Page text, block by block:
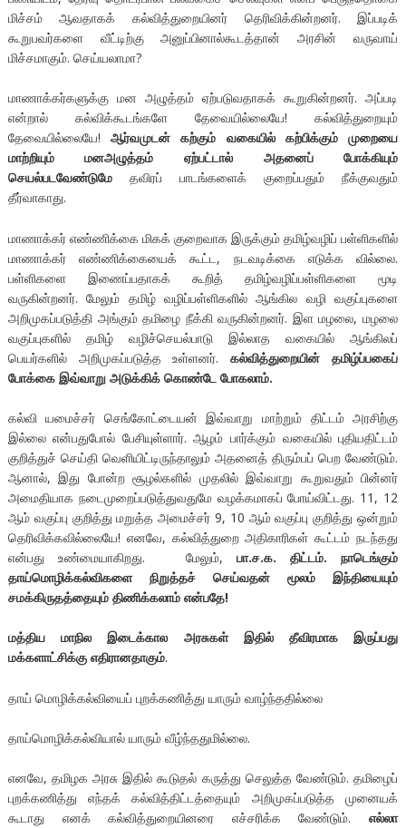
மிச்சம் ஆவதாகக் கல்வித்துறையினர் தெரிவிக்கின்றனர். இப்படிக்
கூறுபவர்களை வீட்டிற்கு அனுப்பினால்கூடத்தான் அரசின் வருவாய்
மிச்சமாகும். செய்யலாமா?
மாணாக்கர்களுக்கு மன அழுத்தம் ஏற்படுவதாகக் கூறுகின்றனர். அப்படி
என்றால் கல்விக்கூடங்களே தேவையில்லையே! கல்வித்துறையும்
தேவையில்லையே!ஆர்வமுடன் கற்கும் வகையில் கற்பிக்கும் முறையை
மாற்றியும் மனஅழுத்தம் ஏற்பட்டால் அதனைப் போக்கியும்
செயல்படவேண்டுமேதவிரப் பாடங்களைக் குறைப்பதும் நீக்குவதும்
தீர்வாகாது.
மாணாக்கர் எண்ணிக்கை மிகக் குறைவாக இருக்கும் தமிழ்வழிப் பள்ளிகளில்
மாணாக்கர் எண்ணிக்கையைக் கூட்ட, நடவடிக்கை எடுக்க வில்லை.
பள்ளிகளை இணைப்பதாகக் கூறித் தமிழ்வழிப்பள்ளிகளை மூடி
வருகின்றனர். மேலும் தமிழ் வழிப்பள்ளிகளில் ஆங்கில வழி வகுப்புகளை
அறிமுகப்படுத்தி அங்கும் தமிழை நீக்கி வருகின்றனர். இள மழலை, மழலை
வகுப்புகளில் தமிழ் வழிச்செயல்பாடு இல்லாத வகையில் ஆங்கிலப்
பெயர்களில் அறிமுகப்படுத்த உள்ளனர்.கல்வித்துறையின் தமிழ்ப்பகைப்
போக்கை இவ்வாறு அடுக்கிக் கொண்டே போகலாம்.
கல்வி யமைச்சர் செங்கோட்டையன் இவ்வாறு மாற்றும் திட்டம் அரசிற்கு
இல்லை என்பதுபோல் பேசியுள்ளார். ஆழம் பார்க்கும் வகையில் புதியதிட்டம்
குறித்துச் செய்தி வெளியிட்டிருந்தாலும் அதனைத் திரும்பப் பெற வேண்டும்.
ஆனால், இது போன்ற சூழல்களில் முதலில் இவ்வாறு கூறுவதும் பின்னர்
அமைதியாக நடைமுறைப்படுத்துவதுமே வழக்கமாகப் போய்விட்டது. 11, 12
ஆம் வகுப்பு குறித்து மறுத்த அமைச்சர் 9, 10 ஆம் வகுப்பு குறித்து ஒன்றும்
தெரிவிக்கவில்லையே! எனவே, கல்வித்துறை அதிகாரிகள் கூட்டம் நடந்தது
என்பது உண்மையாகிறது. மேலும்,பா.ச.க. திட்டம். நாடெங்கும்
தாய்மொழிக்கல்விகளை நிறுத்தச் செய்வதன் மூலம் இந்தியையும்
சமக்கிருதத்தையும் திணிக்கலாம் என்பதே!
மத்தியமாநிலஇடைக்கால அரசுகள் இதில் தீவிரமாகஇருப்பது
மக்களாட்சிக்கு எதிரானதாகும்.
தாய் மொழிக்கல்வியைப் புறக்கணித்து யாரும் வாழ்ந்ததில்லை
தாய்மொழிக்கல்வியால் யாரும் வீழ்ந்ததுமில்லை.
எனவே, தமிழக அரசு இதில் கூடுதல் கருத்து செலுத்த வேண்டும். தமிழைப்
புறக்கணித்து எந்தக் கல்வித்திட்டத்தையும் அறிமுகப்படுத்த முனையக்
கூடாது எனக் கல்வித்துறையினரை எச்சரிக்க வேண்டும்.எல்லா